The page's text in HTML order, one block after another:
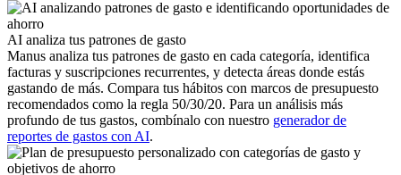
AI analiza tus patrones de gasto
Manus analiza tus patrones de gasto en cada categoría, identifica
facturas y suscripciones recurrentes, y detecta áreas donde estás
gastando de más. Compara tus hábitos con marcos de presupuesto
recomendados como la regla 50/30/20. Para un análisis más
profundo de tus gastos, combínalo con nuestro generador de
reportes de gastos con AI.